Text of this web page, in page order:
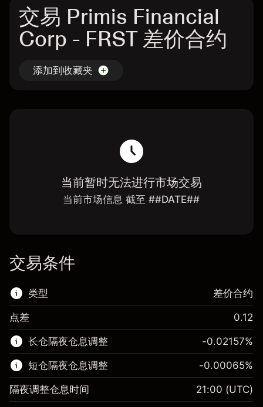
交易 Primis Financial
Corp - FRST 差价合约
添加到收藏夹
当前暂时无法进行市场交易
当前市场信息 截至 ##DATE##
交易条件
类型
该金融市场可进行差价合约交易。
了解更多:
差价合约
差价合约
点差 0.12
长仓隔夜仓息调整 -0.02157%
短仓隔夜仓息调整 -0.00065%
隔夜调整仓息时间 21:00 (UTC)